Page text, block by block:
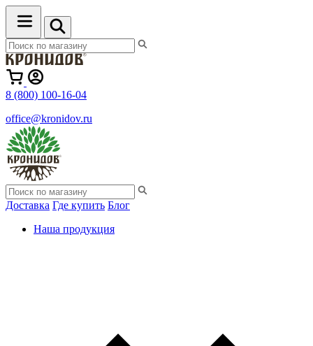
8 (800) 100-16-04
office@kronidov.ru
Доставка Где купить Блог
Наша продукция